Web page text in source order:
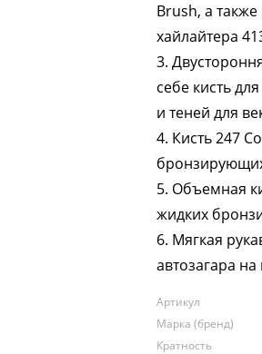
Brush, а
хайлайтера
3.
себе кисть
и теней для
4. Кисть 247
5. Объемная
жидких
6. Мягкая
автозагара на
Артикул
Марка (бренд)
Кратность